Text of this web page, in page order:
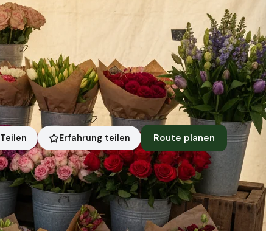
Teilen Erfahrung teilen Route planen
Symbolbild · KI-generiert